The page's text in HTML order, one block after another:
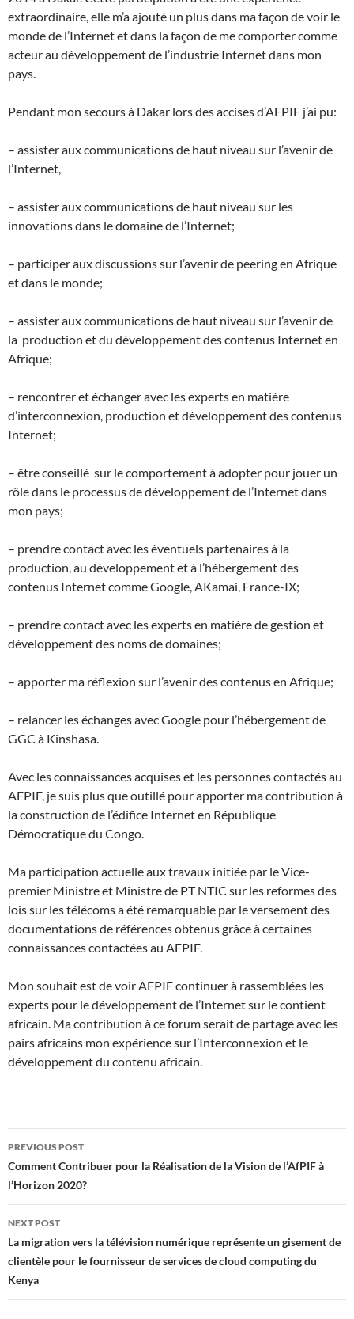
extraordinaire, elle m’a ajouté un plus dans ma façon de voir le
monde de l’Internet et dans la façon de me comporter comme
acteur au développement de l’industrie Internet dans mon
pays.
Pendant mon secours à Dakar lors des accises d’AFPIF j’ai pu:
– assister aux communications de haut niveau sur l’avenir de
l’Internet,
– assister aux communications de haut niveau sur les
innovations dans le domaine de l’Internet;
– participer aux discussions sur l’avenir de peering en Afrique
et dans le monde;
– assister aux communications de haut niveau sur l’avenir de
la production et du développement des contenus Internet en
Afrique;
– rencontrer et échanger avec les experts en matière
d’interconnexion, production et développement des contenus
Internet;
– être conseillé sur le comportement à adopter pour jouer un
rôle dans le processus de développement de l’Internet dans
mon pays;
– prendre contact avec les éventuels partenaires à la
production, au développement et à l’hébergement des
contenus Internet comme Google, AKamai, France-IX;
– prendre contact avec les experts en matière de gestion et
développement des noms de domaines;
– apporter ma réflexion sur l’avenir des contenus en Afrique;
– relancer les échanges avec Google pour l’hébergement de
GGC à Kinshasa.
Avec les connaissances acquises et les personnes contactés au
AFPIF, je suis plus que outillé pour apporter ma contribution à
la construction de l’édifice Internet en République
Démocratique du Congo.
Ma participation actuelle aux travaux initiée par le Vice-
premier Ministre et Ministre de PT NTIC sur les reformes des
lois sur les télécoms a été remarquable par le versement des
documentations de références obtenus grâce à certaines
connaissances contactées au AFPIF.
Mon souhait est de voir AFPIF continuer à rassemblées les
experts pour le développement de l’Internet sur le contient
africain. Ma contribution à ce forum serait de partage avec les
pairs africains mon expérience sur l’Interconnexion et le
développement du contenu africain.
Post
navigation
PREVIOUS POST
Comment Contribuer pour la Réalisation de la Vision de l’AfPIF à
l’Horizon 2020?
NEXT POST
La migration vers la télévision numérique représente un gisement de
clientèle pour le fournisseur de services de cloud computing du
Kenya